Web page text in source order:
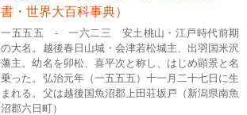
書・世界大百科事典）
一五五五 - 一六二三 安土桃山・江戸時代前期
の大名。越後春日山城・会津若松城主、出羽国米沢
藩主。幼名を卯松、喜平次と称し、はじめ顕景と名
乗った。弘治元年（一五五五）十一月二十七日に生
まれる。父は越後国魚沼郡上田荘坂戸（新潟県南魚
沼郡六日町）